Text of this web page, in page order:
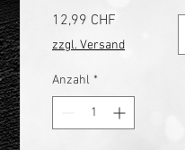
12,99 CHF
zzgl. Versand
Anzahl *